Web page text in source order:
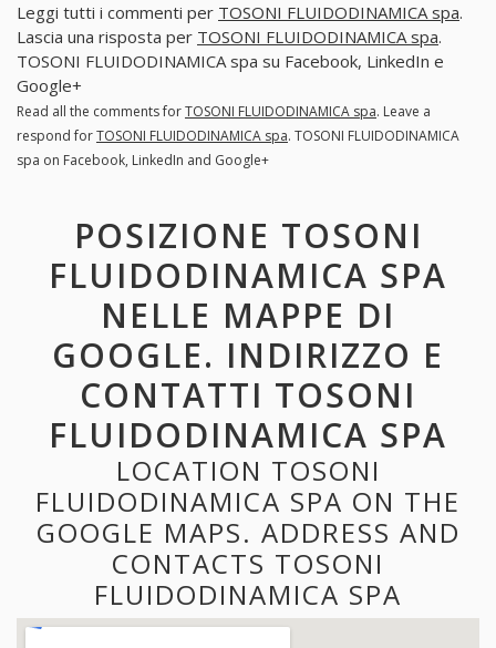
Leggi tutti i commenti per TOSONI FLUIDODINAMICA spa.
Lascia una risposta per TOSONI FLUIDODINAMICA spa.
TOSONI FLUIDODINAMICA spa su Facebook, LinkedIn e
Google+
Read all the comments forTOSONI FLUIDODINAMICA spa. Leave a
respond forTOSONI FLUIDODINAMICA spa. TOSONI FLUIDODINAMICA
spa on Facebook, LinkedIn and Google+
POSIZIONE TOSONI
FLUIDODINAMICA SPA
NELLE MAPPE DI
GOOGLE. INDIRIZZO E
CONTATTI TOSONI
FLUIDODINAMICA SPA
LOCATION TOSONI
FLUIDODINAMICA SPA ON THE
GOOGLE MAPS. ADDRESS AND
CONTACTS TOSONI
FLUIDODINAMICA SPA